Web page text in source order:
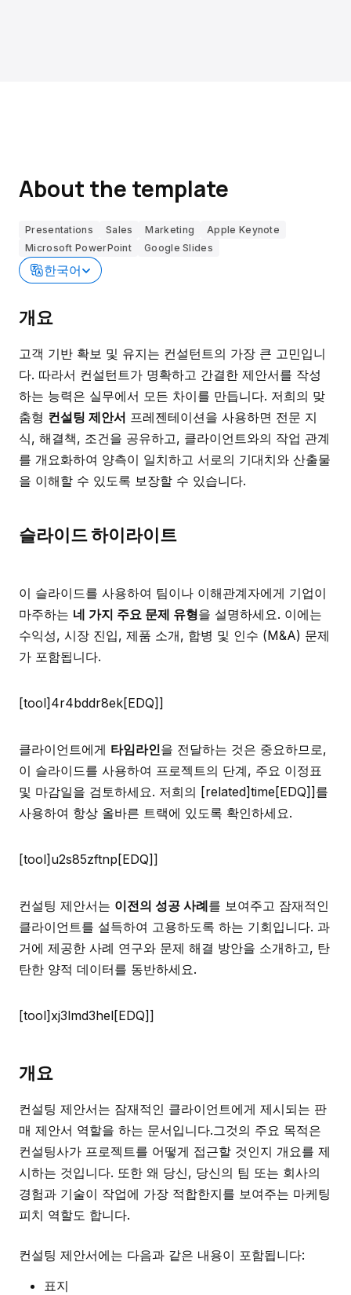
About the template
Presentations Sales Marketing
Apple Keynote
Microsoft PowerPoint
Google Slides
한국어
개요
고객 기반 확보 및 유지는 컨설턴트의 가장 큰 고민입니
다. 따라서 컨설턴트가 명확하고 간결한 제안서를 작성
하는 능력은 실무에서 모든 차이를 만듭니다. 저희의 맞
춤형 컨설팅 제안서 프레젠테이션을 사용하면 전문 지
식, 해결책, 조건을 공유하고, 클라이언트와의 작업 관계
를 개요화하여 양측이 일치하고 서로의 기대치와 산출물
을 이해할 수 있도록 보장할 수 있습니다.
슬라이드 하이라이트
이 슬라이드를 사용하여 팀이나 이해관계자에게 기업이
마주하는 네 가지 주요 문제 유형을 설명하세요. 이에는
수익성, 시장 진입, 제품 소개, 합병 및 인수 (M&A) 문제
가 포함됩니다.
[tool]4r4bddr8ek[EDQ]]
클라이언트에게 타임라인을 전달하는 것은 중요하므로,
이 슬라이드를 사용하여 프로젝트의 단계, 주요 이정표
및 마감일을 검토하세요. 저희의 [related]time[EDQ]]를
사용하여 항상 올바른 트랙에 있도록 확인하세요.
[tool]u2s85zftnp[EDQ]]
컨설팅 제안서는 이전의 성공 사례를 보여주고 잠재적인
클라이언트를 설득하여 고용하도록 하는 기회입니다. 과
거에 제공한 사례 연구와 문제 해결 방안을 소개하고, 탄
탄한 양적 데이터를 동반하세요.
[tool]xj3lmd3hel[EDQ]]
개요
컨설팅 제안서는 잠재적인 클라이언트에게 제시되는 판
매 제안서 역할을 하는 문서입니다.그것의 주요 목적은
컨설팅사가 프로젝트를 어떻게 접근할 것인지 개요를 제
시하는 것입니다. 또한 왜 당신, 당신의 팀 또는 회사의
경험과 기술이 작업에 가장 적합한지를 보여주는 마케팅
피치 역할도 합니다.
컨설팅 제안서에는 다음과 같은 내용이 포함됩니다:
표지